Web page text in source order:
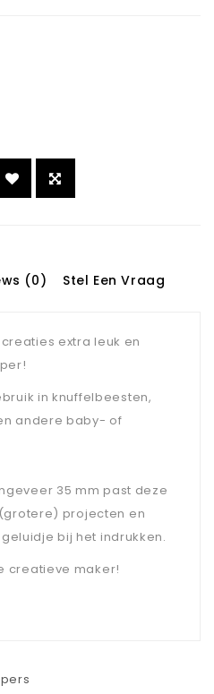
(0) Stel Een Vraag
extra leuk en
in knuffelbeesten,
andere baby- of
35 mm past deze
projecten en
bij het indrukken.
creatieve maker!